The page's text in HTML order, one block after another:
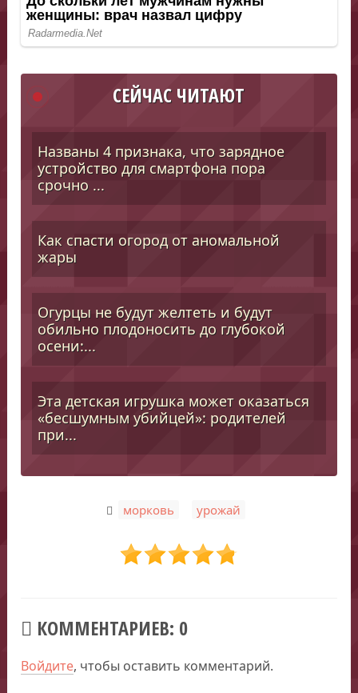
СЕЙЧАС ЧИТАЮТ
Названы 4 признака, что зарядное
устройство для смартфона пора
срочно ...
Как спасти огород от аномальной
жары
Огурцы не будут желтеть и будут
обильно плодоносить до глубокой
осени:...
Эта детская игрушка может оказаться
«бесшумным убийцей»: родителей
при...
морковь урожай
КОММЕНТАРИЕВ: 0
Войдите, чтобы оставить комментарий.